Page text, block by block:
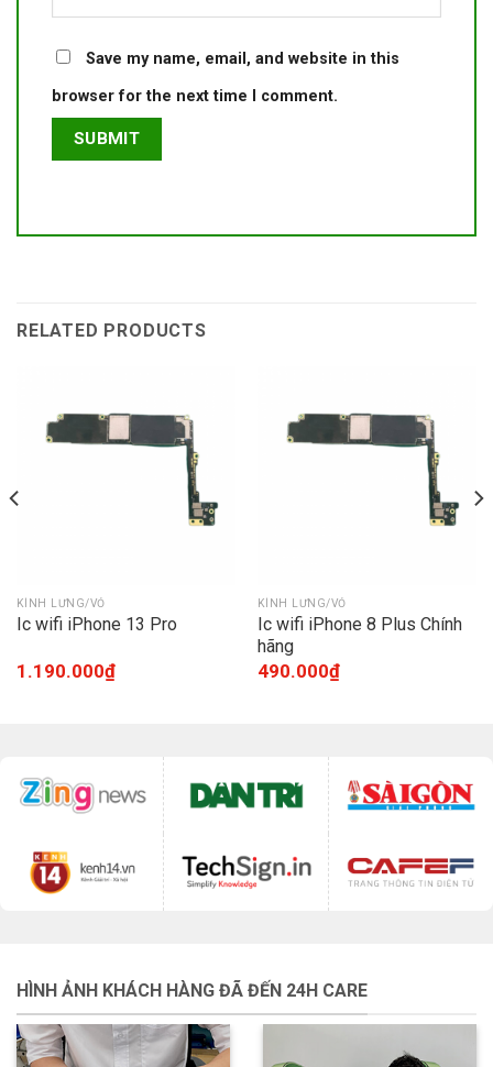
Save my name, email, and website in this
browser for the next time I comment.
RELATED PRODUCTS
KÍNH LƯNG/VỎ
Ic wifi iPhone 13 Pro
1.190.000₫
KÍNH LƯNG/VỎ
Ic wifi iPhone 8 Plus Chính
hãng
490.000₫
HÌNH ẢNH KHÁCH HÀNG ĐÃ ĐẾN 24H CARE